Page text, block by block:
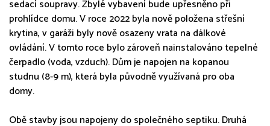
sedací soupravy. Zbylé vybavení bude upřesněno při
prohlídce domu. V roce 2022 byla nově položena střešní
krytina, v garáži byly nově osazeny vrata na dálkové
ovládání. V tomto roce bylo zároveň nainstalováno tepelné
čerpadlo (voda, vzduch). Dům je napojen na kopanou
studnu (8-9 m), která byla původně využívaná pro oba
domy.
Obě stavby jsou napojeny do společného septiku. Druhá